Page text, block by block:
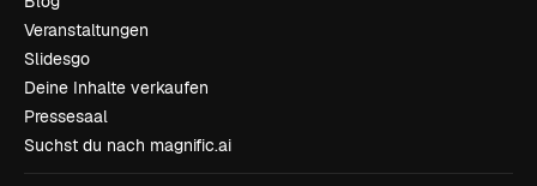
Veranstaltungen
Slidesgo
Deine Inhalte verkaufen
Pressesaal
Suchst du nach magnific.ai